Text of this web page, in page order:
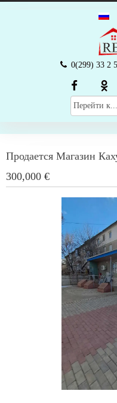
0(299) 33 2
Продается Магазин
300,000 €